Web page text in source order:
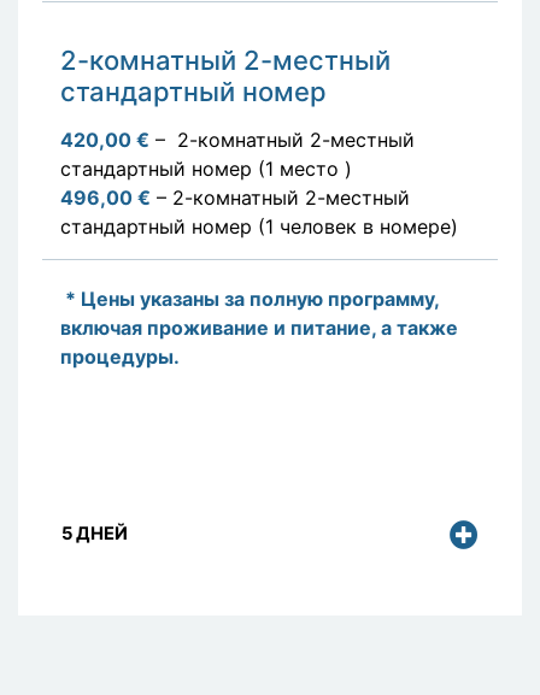
2-комнатный 2-местный
стандартный номер
420,00 € – 2-комнатный 2-местный
стандартный номер (1 место )
496,00 € – 2-комнатный 2-местный
стандартный номер (1 человек в номере)
* Цены указаны за полную программу,
включая проживание и питание, а также
процедуры.
5 ДНЕЙ